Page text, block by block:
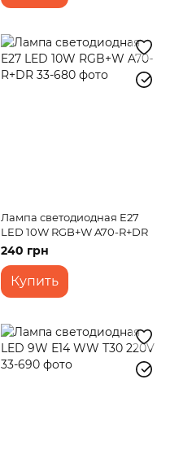
Лампа светодиодная E27
LED 10W RGB+W A70-R+DR
240 грн
Купить